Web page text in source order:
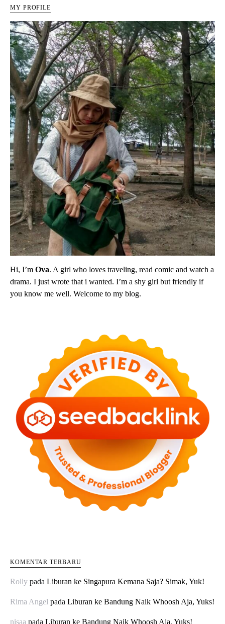
MY PROFILE
Hi, I’m Ova. A girl who loves traveling, read comic and watch a
drama. I just wrote that i wanted. I’m a shy girl but friendly if
you know me well. Welcome to my blog.
KOMENTAR TERBARU
Rolly pada Liburan ke Singapura Kemana Saja? Simak, Yuk!
Rima Angel pada Liburan ke Bandung Naik Whoosh Aja, Yuks!
nisaa pada Liburan ke Bandung Naik Whoosh Aja, Yuks!